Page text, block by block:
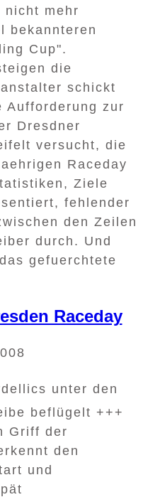
nicht mehr
bekannteren
Cup".
die
schickt
Aufforderung zur
Dresdner
versucht, die
Raceday
Ziele
fehlender
den Zeilen
durch. Und
gefuerchtete
Raceday
unter den
beflügelt +++
Griff der
den
und